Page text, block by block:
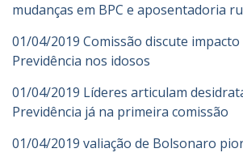
mudanças em BPC e aposentadoria
01/04/2019 Comissão discute
Previdência nos idosos
01/04/2019 Líderes articulam
Previdência já na primeira comissão
01/04/2019 valiação de Bolsonaro